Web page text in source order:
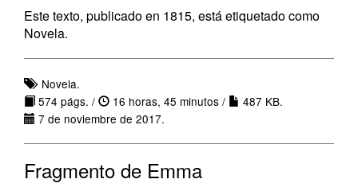
Este texto, publicado en 1815, está etiquetado como
Novela.
Novela.
574 págs. /
16 horas, 45 minutos /
487 KB.
7 de noviembre de 2017.
Fragmento de Emma